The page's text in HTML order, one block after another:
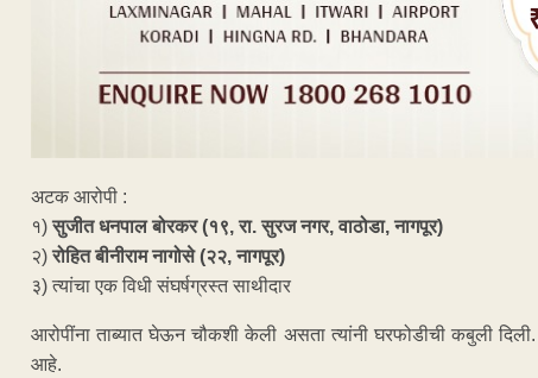
अटक आरोपी :
१)सुजीत धनपाल बोरकर (१९, रा. सुरज नगर, वाठोडा, नागपूर)
२)रोहित बीनीराम नागोसे (२२, नागपूर)
३) त्यांचा एक विधी संघर्षग्रस्त साथीदार
आरोपींना ताब्यात घेऊन चौकशी केली असता त्यांनी घरफोडीची कबुली दिली.
आहे.